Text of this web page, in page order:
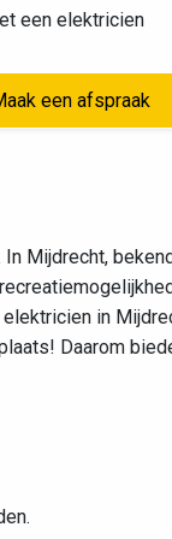
een elektricien
een afspraak
Mijdrecht,
in
Daarom